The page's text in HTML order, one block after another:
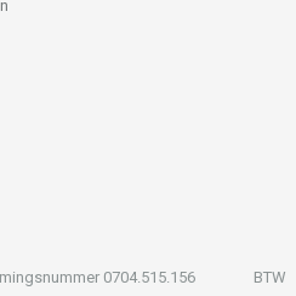
0704.515.156 BTW